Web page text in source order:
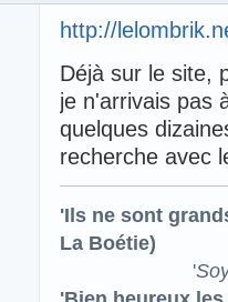
http://
Déjà sur le site,
je n'arrivais pas
quelques
recherche avec
'Ils ne sont
La Boétie)
'